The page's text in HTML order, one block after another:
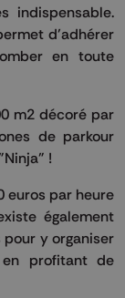
indispensable.
d’adhérer
en toute
m2 décoré par
de parkour
!
euros par heure
également
y organiser
en profitant de